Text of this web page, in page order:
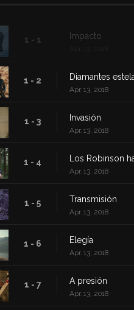
1 - 1 Impacto
1 - 2 Diamantes
Apr. 13, 2018
1 - 3 Invasión
Apr. 13, 2018
1 - 4 Los Robinson
Apr. 13, 2018
1 - 5 Transmisión
Apr. 13, 2018
1 - 6 Elegía
Apr. 13, 2018
1 - 7 A presión
Apr. 13, 2018